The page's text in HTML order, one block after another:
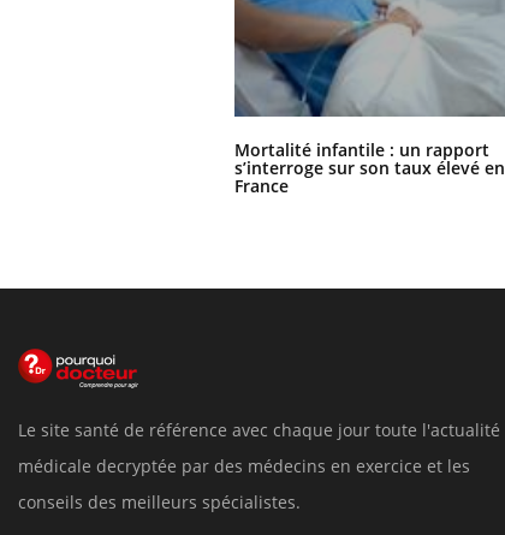
Mortalité infantile : un rapport
s’interroge sur son taux élevé en
France
Le site santé de référence avec chaque jour toute l'actualité
médicale decryptée par des médecins en exercice et les
conseils des meilleurs spécialistes.